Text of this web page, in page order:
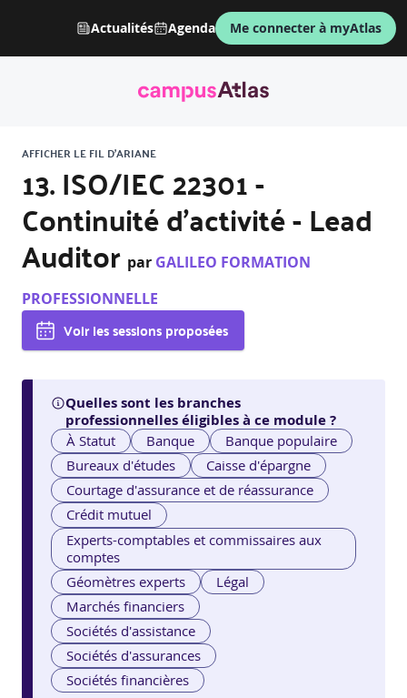
Actualités Agenda Me connecter à myAtlas
AFFICHER LE FIL D'ARIANE
13. ISO/IEC 22301 -
Continuité d'activité - Lead
Auditor par GALILEO FORMATION
PROFESSIONNELLE
Voir les sessions proposées
Quelles sont les branches
professionnelles éligibles à ce module ?
À Statut Banque
Banque populaire
Bureaux d'études
Caisse d'épargne
Courtage d'assurance et de réassurance
Crédit mutuel
Experts-comptables et commissaires aux
comptes
Géomètres experts
Légal
Marchés financiers
Sociétés d'assistance
Sociétés d'assurances
Sociétés financières